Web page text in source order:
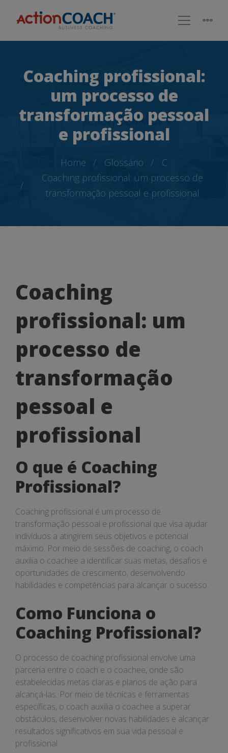
Coaching profissional:
um processo de
transformação pessoal
e profissional
Home Glossário
C
Coaching profissional: um processo de
transformação pessoal e profissional
Coaching
profissional:
um
processo
de
transformação
pessoal
e
profissional
Coaching
profissional: um
processo de
transformação
pessoal e
profissional
O que é Coaching
Profissional?
Coaching profissional é um processo de
transformação pessoal e profissional que visa ajudar
indivíduos a atingirem seus objetivos e potencial
máximo. Por meio de sessões de coaching, o coach
auxilia o coachee a identificar suas metas, desafios e
oportunidades de crescimento, desenvolvendo
habilidades e competências para alcançar o sucesso.
Como Funciona o
Coaching Profissional?
O processo de coaching profissional envolve uma
parceria entre o coach e o coachee, onde são
estabelecidas metas claras e planos de ação para
alcançá-las. Por meio de técnicas e ferramentas
específicas, o coach auxilia o coachee a superar
obstáculos, desenvolver novas habilidades e alcançar
resultados significativos em sua vida pessoal e
profissional.